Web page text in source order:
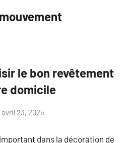
le bon revêtement
domicile
avril 23, 2025
dans la décoration de